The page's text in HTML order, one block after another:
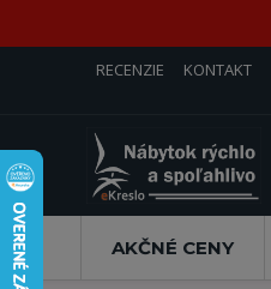
RECENZIE KONTAKT
AKČNÉ CENY